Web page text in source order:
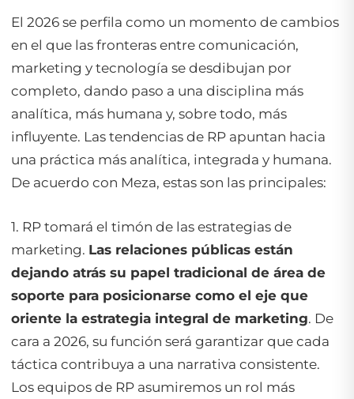
El 2026 se perfila como un momento de cambios
en el que las fronteras entre comunicación,
marketing y tecnología se desdibujan por
completo, dando paso a una disciplina más
analítica, más humana y, sobre todo, más
influyente. Las tendencias de RP apuntan hacia
una práctica más analítica, integrada y humana.
De acuerdo con Meza, estas son las principales:
1. RP tomará el timón de las estrategias de
marketing. Las relaciones públicas están
dejando atrás su papel tradicional de área de
soporte para posicionarse como el eje que
oriente la estrategia integral de marketing. De
cara a 2026, su función será garantizar que cada
táctica contribuya a una narrativa consistente.
Los equipos de RP asumiremos un rol más